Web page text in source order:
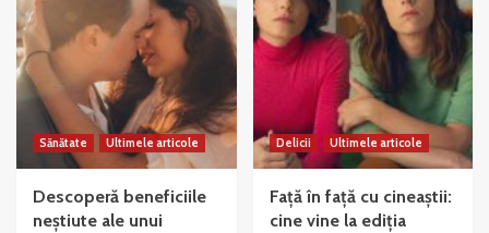
Sănătate Ultimele articole
Descoperă beneficiile
neștiute ale unui
Delicii Ultimele articole
Față în față cu cineaștii:
cine vine la ediția